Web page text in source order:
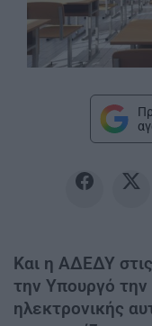
Και η ΑΔΕΔΥ
την Υπουργό
ηλεκτρονικής